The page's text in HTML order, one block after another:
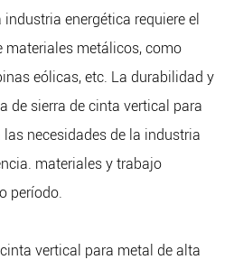
energética requiere el
materiales metálicos, como
eólicas, etc. La durabilidad y
de sierra de cinta vertical para
necesidades de la industria
materiales y trabajo
período.
vertical para metal de alta